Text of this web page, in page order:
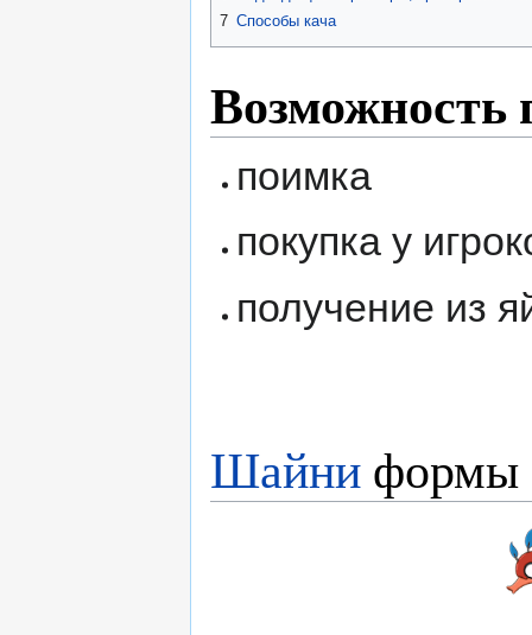
7 Способы кача
Возможность
поимка
покупка у
получение из
Шайниформы